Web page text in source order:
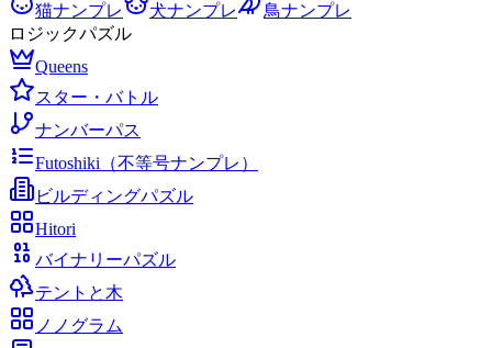
猫ナンプレ
犬ナンプレ
鳥ナンプレ
ロジックパズル
Queens
スター・バトル
ナンバーパス
Futoshiki（不等号ナンプレ）
ビルディングパズル
Hitori
バイナリーパズル
テントと木
ノノグラム